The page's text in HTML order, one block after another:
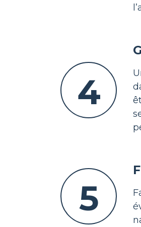
4
5